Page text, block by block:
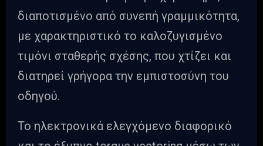
διαποτισμένο από συνεπή γραμμικότητα,
με χαρακτηριστικό το καλοζυγισμένο
τιμόνι σταθερής σχέσης, που χτίζει και
διατηρεί γρήγορα την εμπιστοσύνη του
οδηγού.
Το ηλεκτρονικά ελεγχόμενο διαφορικό